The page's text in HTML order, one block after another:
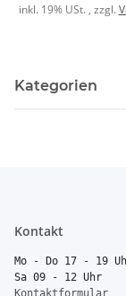
inkl. 19% USt. , zzgl.
Kategorien
Kontakt
Mo - Do 17 - 19
Sa 09 - 12 Uhr
Kontaktformular